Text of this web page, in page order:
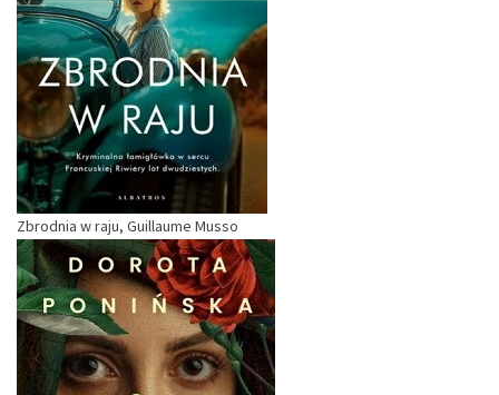
Zbrodnia w raju, Guillaume Musso